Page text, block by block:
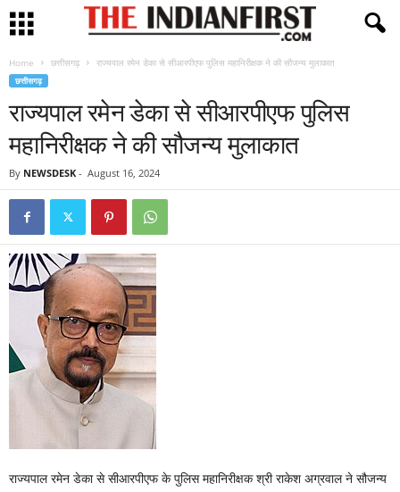
Home छत्तीसगढ़ राज्यपाल रमेन डेका से सीआरपीएफ पुलिस महानिरीक्षक ने की सौजन्य मुलाकात
छत्तीसगढ़
राज्यपाल रमेन डेका से सीआरपीएफ पुलिस
महानिरीक्षक ने की सौजन्य मुलाकात
By NEWSDESK - August 16, 2024
राज्यपाल रमेन डेका से सीआरपीएफ के पुलिस महानिरीक्षक श्री राकेश अग्रवाल ने सौजन्य